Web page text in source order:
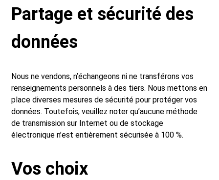
Partage et sécurité des
données
Nous ne vendons, n’échangeons ni ne transférons vos
renseignements personnels à des tiers. Nous mettons en
place diverses mesures de sécurité pour protéger vos
données. Toutefois, veuillez noter qu’aucune méthode
de transmission sur Internet ou de stockage
électronique n’est entièrement sécurisée à 100 %.
Vos choix